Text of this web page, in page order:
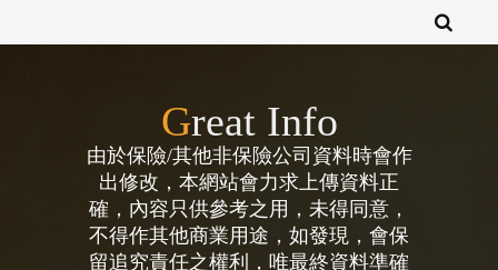
Great Info
由於保險/其他非保險公司資料時會作
出修改，本網站會力求上傳資料正
確，內容只供參考之用，未得同意，
不得作其他商業用途，如發現，會保
留追究責任之權利，唯最終資料準確